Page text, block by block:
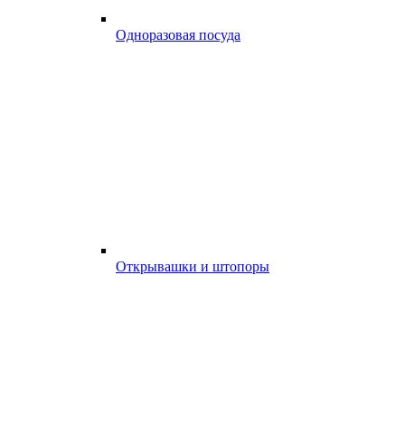
Одноразовая посуда
Открывашки и штопоры